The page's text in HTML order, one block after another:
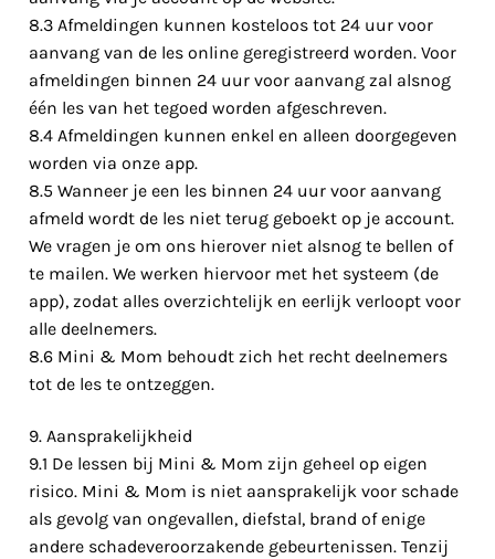
8.3 Afmeldingen kunnen kosteloos tot 24 uur voor
aanvang van de les online geregistreerd worden. Voor
afmeldingen binnen 24 uur voor aanvang zal alsnog
één les van het tegoed worden afgeschreven.
8.4 Afmeldingen kunnen enkel en alleen doorgegeven
worden via onze app.
8.5 Wanneer je een les binnen 24 uur voor aanvang
afmeld wordt de les niet terug geboekt op je account.
We vragen je om ons hierover niet alsnog te bellen of
te mailen. We werken hiervoor met het systeem (de
app), zodat alles overzichtelijk en eerlijk verloopt voor
alle deelnemers.
8.6 Mini & Mom behoudt zich het recht deelnemers
tot de les te ontzeggen.
9. Aansprakelijkheid
9.1 De lessen bij Mini & Mom zijn geheel op eigen
risico. Mini & Mom is niet aansprakelijk voor schade
als gevolg van ongevallen, diefstal, brand of enige
andere schadeveroorzakende gebeurtenissen. Tenzij